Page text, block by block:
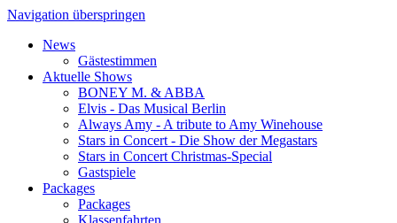
Navigation überspringen
News
Gästestimmen
Aktuelle Shows
BONEY M. & ABBA
Elvis - Das Musical Berlin
Always Amy - A tribute to Amy Winehouse
Stars in Concert - Die Show der Megastars
Stars in Concert Christmas-Special
Gastspiele
Packages
Packages
Klassenfahrten